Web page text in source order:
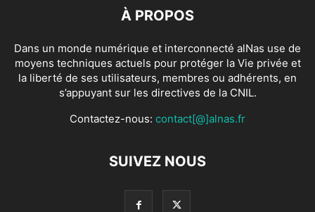
À PROPOS
Dans un monde numérique et interconnecté alNas use de
moyens techniques actuels pour protéger la Vie privée et
la liberté de ses utilisateurs, membres ou adhérents, en
s’appuyant sur les directives de la CNIL.
Contactez-nous: contact[@]alnas.fr
SUIVEZ NOUS